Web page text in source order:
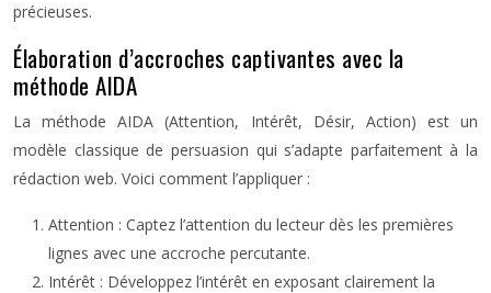
précieuses.
Élaboration d’accroches captivantes avec la
méthode AIDA
La méthode AIDA (Attention, Intérêt, Désir, Action) est un
modèle classique de persuasion qui s’adapte parfaitement à la
rédaction web. Voici comment l’appliquer :
Attention : Captez l’attention du lecteur dès les premières
lignes avec une accroche percutante.
Intérêt : Développez l’intérêt en exposant clairement la